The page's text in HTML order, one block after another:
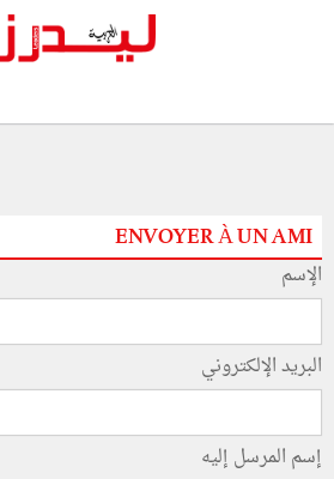
ENVOYER À UN AMI
الإسم
البريد الإلكتروني
إسم المرسل إليه